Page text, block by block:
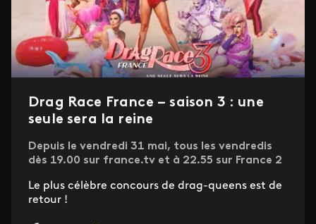
Drag Race France – saison 3 : une
seule sera la reine
Depuis le vendredi 31 mai, tous les vendredis
dès 19.00 sur france.tv et à 22.55 sur France 2
Le plus célèbre concours de drag-queens est de
retour !